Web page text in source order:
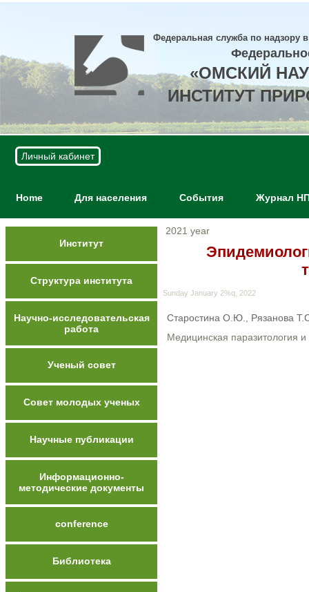
Федеральная служба по надзору
«ОМСКИЙ
ИНСТИТУТ
Личный кабинет
Home Для населения События Журнал
Институт
Структура института
Научно-исследовательская
работа
Ученый совет
Совет молодых ученых
Научные публикации
Информационно-
методические документы
conference
Библиотека
2021 year
Sunday January 2%q, 2022
Старостина О.Ю., Рязанова
Медицинская паразитология